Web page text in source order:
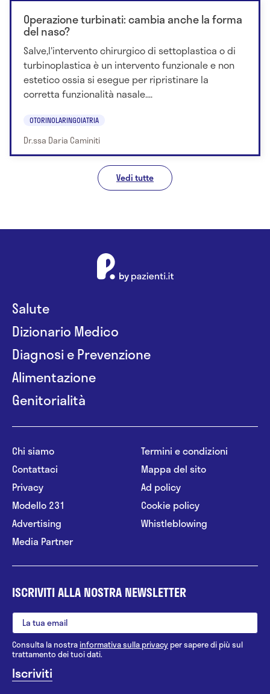
Operazione turbinati: cambia anche la forma
del naso?
Salve,l'intervento chirurgico di settoplastica o di
turbinoplastica è un intervento funzionale e non
estetico ossia si esegue per ripristinare la
corretta funzionalità nasale....
OTORINOLARINGOIATRIA
Dr.ssa Daria Caminiti
Vedi tutte
Salute
Dizionario Medico
Diagnosi e Prevenzione
Alimentazione
Genitorialità
Chi siamo
Contattaci
Privacy
Modello 231
Advertising
Media Partner
Termini e condizioni
Mappa del sito
Ad policy
Cookie policy
Whistleblowing
ISCRIVITI ALLA NOSTRA NEWSLETTER
Consulta la nostrainformativa sulla privacy per sapere di più sul
trattamento dei tuoi dati.